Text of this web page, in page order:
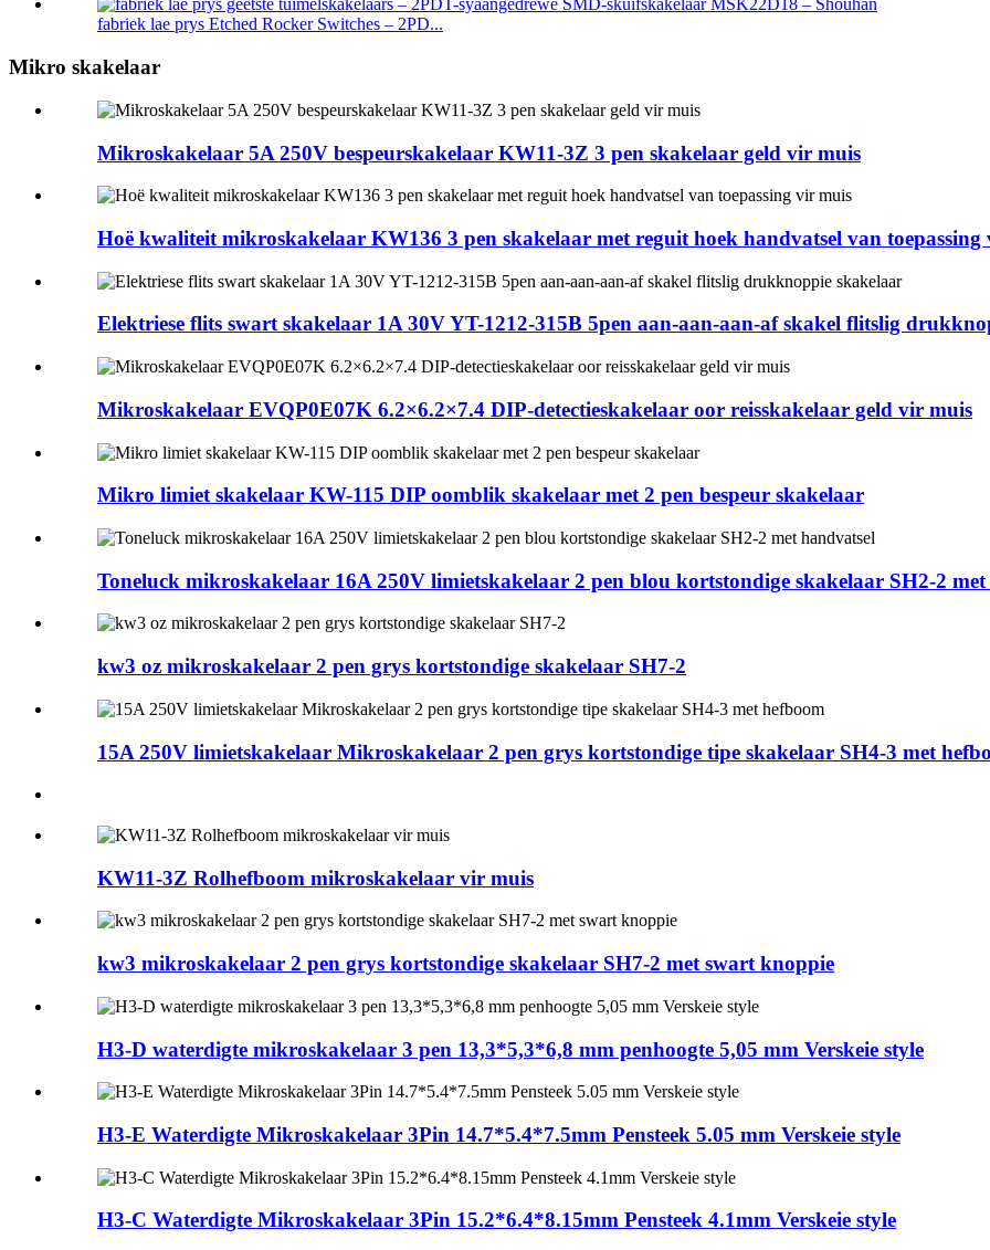
fabriek lae prys Etched Rocker Switches – 2PD...
Mikro skakelaar
Mikroskakelaar 5A 250V bespeurskakelaar KW11-3Z 3 pen skakelaar geld vir muis
Hoë kwaliteit mikroskakelaar KW136 3 pen skakelaar met reguit hoek handvatsel van toepassing
Elektriese flits swart skakelaar 1A 30V YT-1212-315B 5pen aan-aan-aan-af skakel flitslig
Mikroskakelaar EVQP0E07K 6.2×6.2×7.4 DIP-detectieskakelaar oor reisskakelaar geld vir muis
Mikro limiet skakelaar KW-115 DIP oomblik skakelaar met 2 pen bespeur skakelaar
Toneluck mikroskakelaar 16A 250V limietskakelaar 2 pen blou kortstondige skakelaar SH2-2 met
kw3 oz mikroskakelaar 2 pen grys kortstondige skakelaar SH7-2
15A 250V limietskakelaar Mikroskakelaar 2 pen grys kortstondige tipe skakelaar SH4-3 met
KW11-3Z Rolhefboom mikroskakelaar vir muis
kw3 mikroskakelaar 2 pen grys kortstondige skakelaar SH7-2 met swart knoppie
H3-D waterdigte mikroskakelaar 3 pen 13,3*5,3*6,8 mm penhoogte 5,05 mm Verskeie style
H3-E Waterdigte Mikroskakelaar 3Pin 14.7*5.4*7.5mm Pensteek 5.05 mm Verskeie style
H3-C Waterdigte Mikroskakelaar 3Pin 15.2*6.4*8.15mm Pensteek 4.1mm Verskeie style